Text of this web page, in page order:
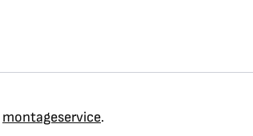
montageservice.